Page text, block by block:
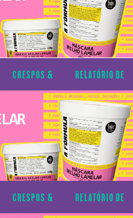
CRESPOS &
CACHOS
RELATÓRIO DE
TRANSPARÊNCIA
CRESPOS & RELATÓRIO DE